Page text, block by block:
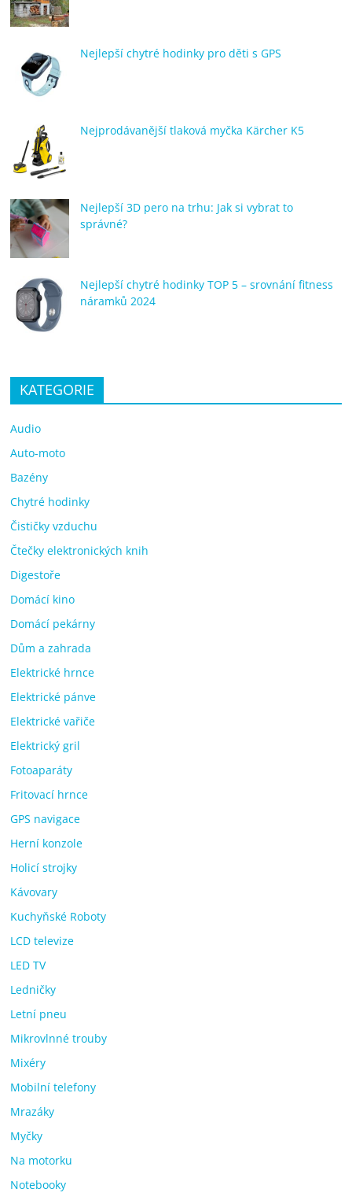
Nejlepší chytré hodinky pro děti s GPS
Nejprodávanější tlaková myčka Kärcher K5
Nejlepší 3D pero na trhu: Jak si vybrat to
správné?
Nejlepší chytré hodinky TOP 5 – srovnání fitness
náramků 2024
KATEGORIE
Audio
Auto-moto
Bazény
Chytré hodinky
Čističky vzduchu
Čtečky elektronických knih
Digestoře
Domácí kino
Domácí pekárny
Dům a zahrada
Elektrické hrnce
Elektrické pánve
Elektrické vařiče
Elektrický gril
Fotoaparáty
Fritovací hrnce
GPS navigace
Herní konzole
Holicí strojky
Kávovary
Kuchyňské Roboty
LCD televize
LED TV
Ledničky
Letní pneu
Mikrovlnné trouby
Mixéry
Mobilní telefony
Mrazáky
Myčky
Na motorku
Notebooky